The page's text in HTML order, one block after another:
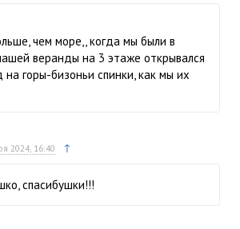
чем море,, когда мы были в
веранды на 3 этаже открывался
горы-бизоньи спинки, как мы их
2024, 16:40 ↑
спасибушки!!!